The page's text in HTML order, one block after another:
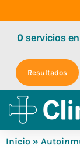
0servicios
Resultados
Inicio »